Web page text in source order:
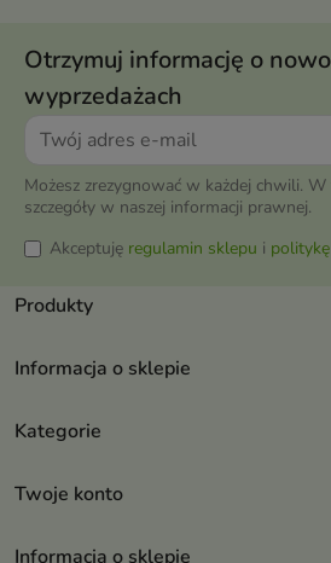
Otrzymuj informację o
wyprzedażach
Możesz zrezygnować w każdej chwili.
szczegóły w naszej informacji prawnej.
Akceptuję regulamin sklepu i
Produkty
Informacja o sklepie
Kategorie
Twoje konto
Informacja o sklepie